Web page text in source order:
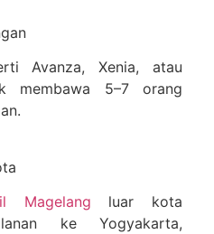
Avanza, Xenia, atau
membawa 5–7 orang
Magelang luar kota
ke Yogyakarta,